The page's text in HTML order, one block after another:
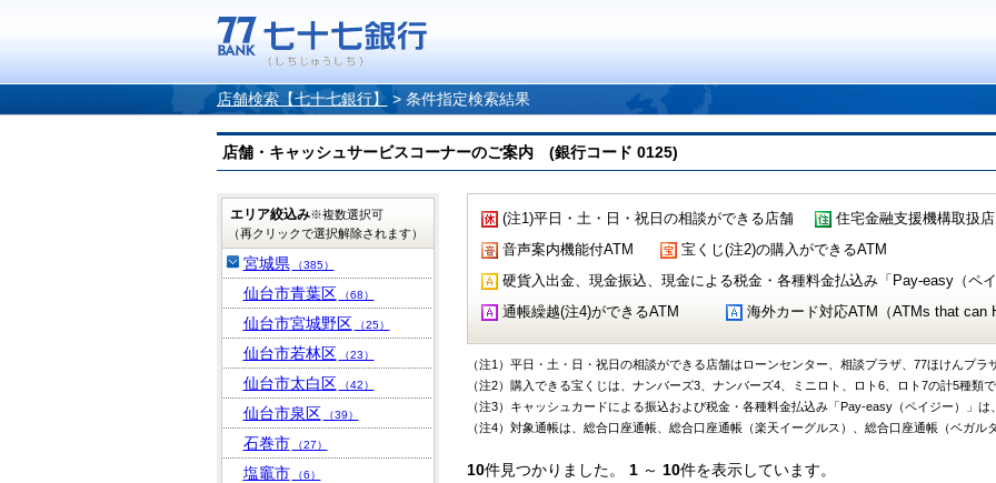
店舗検索【七十七銀行】 > 条件指定検索結果
店舗・キャッシュサービスコーナーのご案内 (銀行コード 0125)
(注1)平日・土・日・祝日の相談ができる店舗 住宅金融支援機構取扱店
音声案内機能付ATM
宝くじ(注2)の購入ができるATM
硬貨入出金、現金振込、現金による税金・各種料金払込み「Pay-easy（ペ
通帳繰越(注4)ができるATM
海外カード対応ATM（ATMs that can
（注1）平日・土・日・祝日の相談ができる店舗はローンセンター、相談プラザ、77ほけんプラ
（注2）購入できる宝くじは、ナンバーズ3、ナンバーズ4、ミニロト、ロト6、ロト7の計5種類で
（注3）キャッシュカードによる振込および税金・各種料金払込み「Pay-easy（ペイジー）」は
（注4）対象通帳は、総合口座通帳、総合口座通帳（楽天イーグルス）、総合口座通帳（ベガル
10件見つかりました。 1～ 10件を表示しています。
エリア絞込み※複数選択可
（再クリックで選択解除されます）
宮城県 （385）
仙台市青葉区 （68）
仙台市宮城野区 （25）
仙台市若林区 （23）
仙台市太白区 （42）
仙台市泉区 （39）
石巻市 （27）
塩竈市 （6）